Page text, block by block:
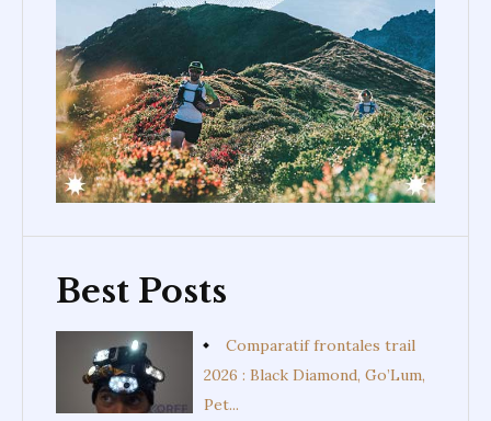
Best Posts
Comparatif frontales trail
2026 : Black Diamond, Go’Lum,
Pet...